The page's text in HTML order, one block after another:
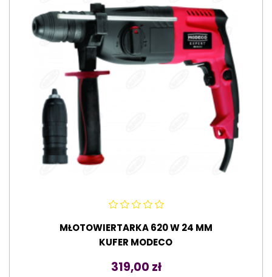
MŁOTOWIERTARKA 620 W 24 MM
KUFER MODECO
Cena
319,00 zł